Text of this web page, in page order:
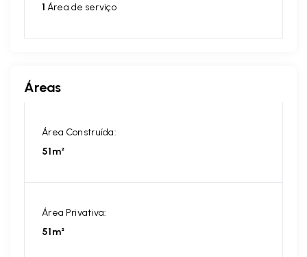
1 Área de serviço
Áreas
Área Construída:
51m²
Área Privativa:
51m²